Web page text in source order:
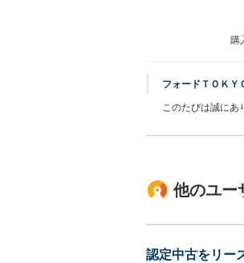
購
フォードＴＯＫＹ
このたびは誠にあ
他のユー
認定中古をリー